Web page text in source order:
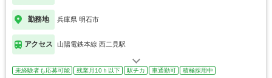
勤務地 兵庫県 明石市
アクセス 山陽電鉄本線 西二見駅
未経験者も応募可能 残業月10ｈ以下 駅チカ 車通勤可 積極採用中